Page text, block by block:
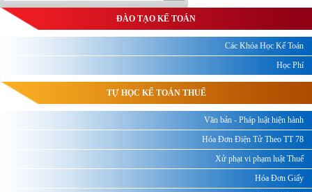
ĐÀO TẠO KẾ TOÁN
Các Khóa Học Kế Toán
Học Phí
TỰ HỌC KẾ TOÁN THUẾ
Văn bản - Pháp luật hiện hành
Hóa Đơn Điện Tử Theo TT 78
Xử phạt vi phạm luật Thuế
Hóa Đơn Giấy